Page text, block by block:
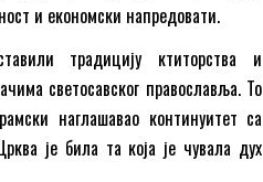
и економски напредовати.
традицију ктиторства и
светосавског православља. То
наглашавао континуитет са
је била та која је чувала дух